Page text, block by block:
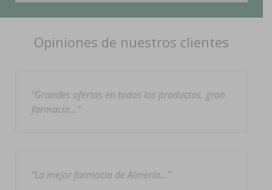
Opiniones de nuestros clientes
Grandes ofertas en todos los productos, gran
farmacia…
La mejor farmacia de Almería…